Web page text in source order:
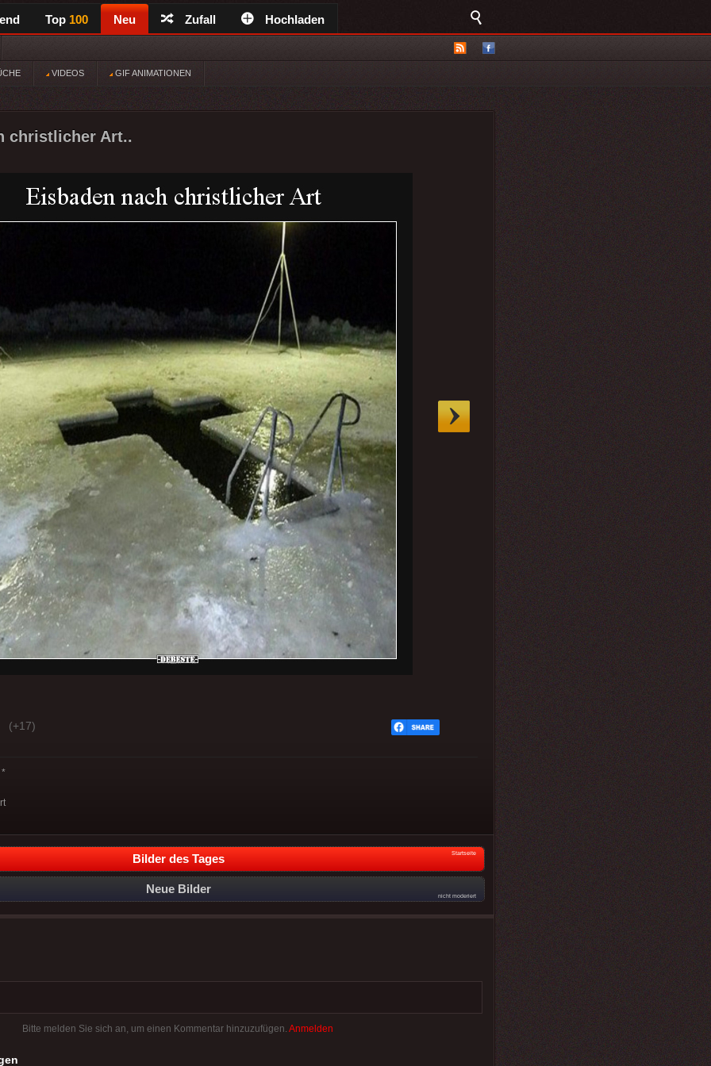
Top 100 Neu Zufall Hochladen
VIDEOS GIF ANIMATIONEN
christlicher Art..
(+17)
Bilder des Tages Startseite
Neue Bilder
nicht moderiert
Bitte melden Sie sich an, um einen Kommentar hinzuzufügen. Anmelden